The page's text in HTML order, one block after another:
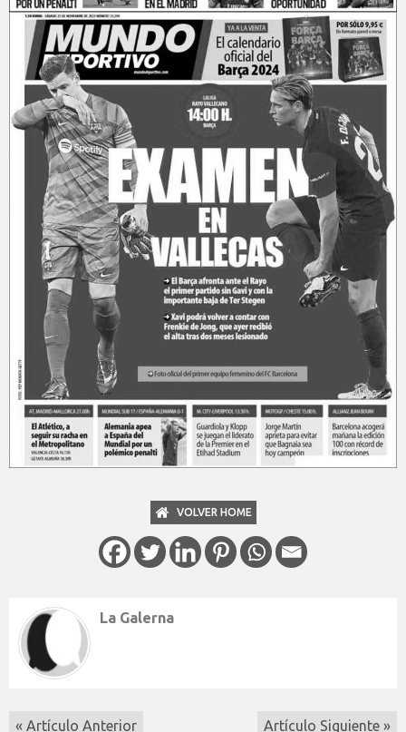
VOLVER HOME
La Galerna
« Artículo Anterior Artículo Siguiente »